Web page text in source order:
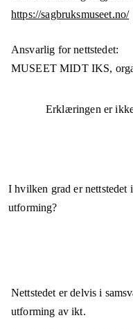
https://sagbruksmuseet.no/
Ansvarlig for nettstedet:
MUSEET MIDT IKS,
Erklæringen er
I hvilken grad er nettstedet
utforming?
Nettstedet erdelvis i
utforming av ikt.